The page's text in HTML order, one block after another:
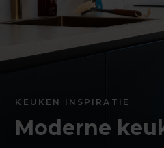
KEUKEN INSPIRATIE
Moderne